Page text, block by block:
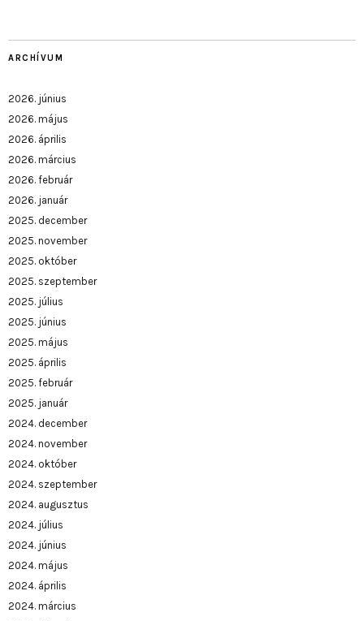
ARCHÍVUM
2026. június
2026. május
2026. április
2026. március
2026. február
2026. január
2025. december
2025. november
2025. október
2025. szeptember
2025. július
2025. június
2025. május
2025. április
2025. február
2025. január
2024. december
2024. november
2024. október
2024. szeptember
2024. augusztus
2024. július
2024. június
2024. május
2024. április
2024. március